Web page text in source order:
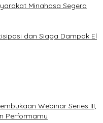
Minahasa Segera
dan Siaga Dampak El
Webinar Series III,
Performamu